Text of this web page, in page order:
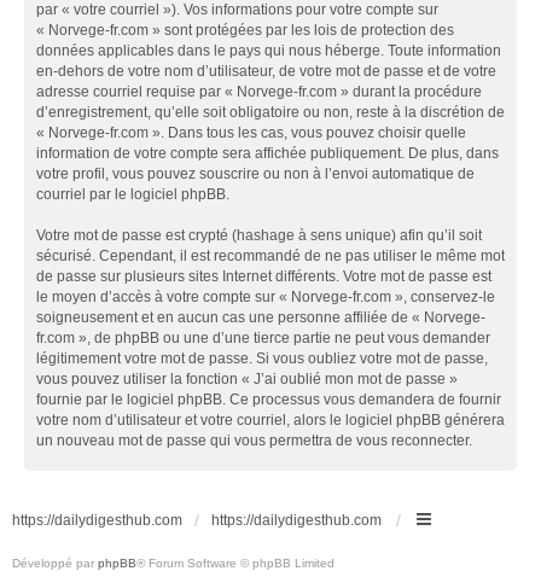
par « votre courriel »). Vos informations pour votre compte sur
« Norvege-fr.com » sont protégées par les lois de protection des
données applicables dans le pays qui nous héberge. Toute information
en-dehors de votre nom d’utilisateur, de votre mot de passe et de votre
adresse courriel requise par « Norvege-fr.com » durant la procédure
d’enregistrement, qu’elle soit obligatoire ou non, reste à la discrétion de
« Norvege-fr.com ». Dans tous les cas, vous pouvez choisir quelle
information de votre compte sera affichée publiquement. De plus, dans
votre profil, vous pouvez souscrire ou non à l’envoi automatique de
courriel par le logiciel phpBB.
Votre mot de passe est crypté (hashage à sens unique) afin qu’il soit
sécurisé. Cependant, il est recommandé de ne pas utiliser le même mot
de passe sur plusieurs sites Internet différents. Votre mot de passe est
le moyen d’accès à votre compte sur « Norvege-fr.com », conservez-le
soigneusement et en aucun cas une personne affiliée de « Norvege-
fr.com », de phpBB ou une d’une tierce partie ne peut vous demander
légitimement votre mot de passe. Si vous oubliez votre mot de passe,
vous pouvez utiliser la fonction « J’ai oublié mon mot de passe »
fournie par le logiciel phpBB. Ce processus vous demandera de fournir
votre nom d’utilisateur et votre courriel, alors le logiciel phpBB générera
un nouveau mot de passe qui vous permettra de vous reconnecter.
https://dailydigesthub.com https://dailydigesthub.com
Développé par phpBB® Forum Software © phpBB Limited